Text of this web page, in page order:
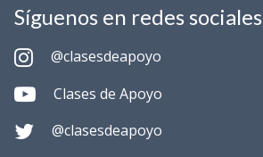
Síguenos en redes sociales
@clasesdeapoyo
Clases de Apoyo
@clasesdeapoyo